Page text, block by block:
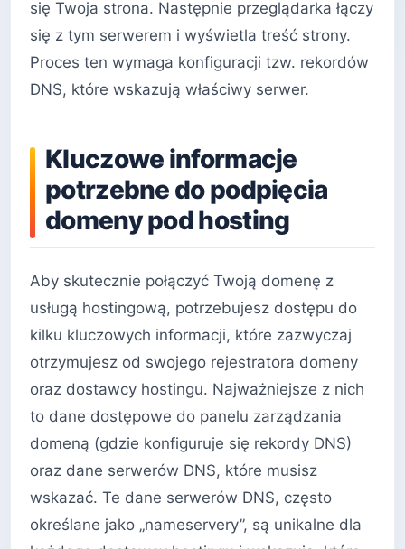
się Twoja strona. Następnie przeglądarka łączy
się z tym serwerem i wyświetla treść strony.
Proces ten wymaga konfiguracji tzw. rekordów
DNS, które wskazują właściwy serwer.
Kluczowe informacje
potrzebne do podpięcia
domeny pod hosting
Aby skutecznie połączyć Twoją domenę z
usługą hostingową, potrzebujesz dostępu do
kilku kluczowych informacji, które zazwyczaj
otrzymujesz od swojego rejestratora domeny
oraz dostawcy hostingu. Najważniejsze z nich
to dane dostępowe do panelu zarządzania
domeną (gdzie konfiguruje się rekordy DNS)
oraz dane serwerów DNS, które musisz
wskazać. Te dane serwerów DNS, często
określane jako „nameservery”, są unikalne dla